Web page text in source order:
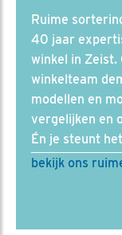
Ruime
40 jaar
winkel in Zeist.
winkelteam
modellen en
vergelijken en
Én je steunt
bekijk ons